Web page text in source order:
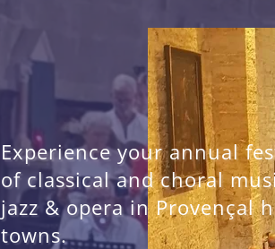
Experience your annual
of classical and choral
jazz & opera in Provençal
towns.